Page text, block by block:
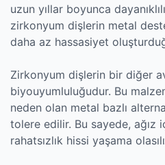
uzun yıllar boyunca
zirkonyum dişlerin metal
daha az hassasiyet
Zirkonyum dişlerin bir diğer
biyouyumluluğudur. Bu
neden olan metal bazlı
tolere edilir. Bu sayede, ağız
rahatsızlık hissi yaşama